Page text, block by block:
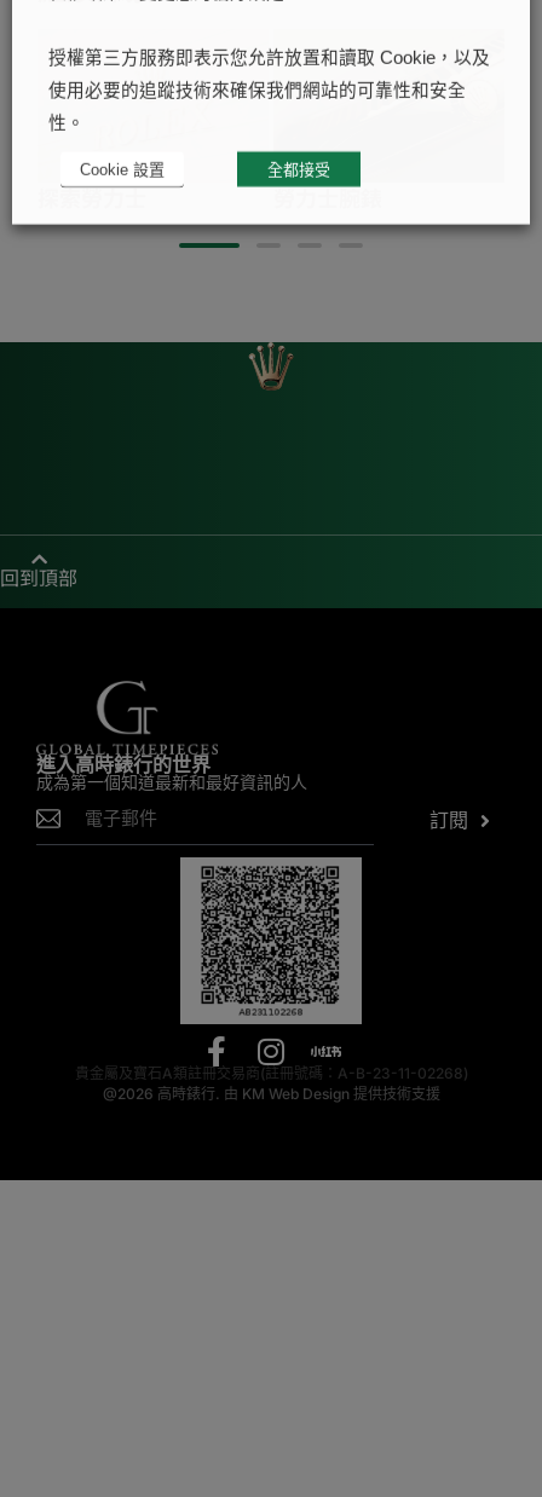
探索勞力士 勞力士腕錶
回到頂部
進入高時錶行的世界
成為第一個知道最新和最好資訊的人
訂閱
貴金屬及寶石A類註冊交易商(註冊號碼：A-B-23-11-02268)
@2026 高時錶行. 由 KM Web Design 提供技術支援
授權第三方服務即表示您允許放置和讀取 Cookie，以及
使用必要的追蹤技術來確保我們網站的可靠性和安全
性。
Cookie 設置 全都接受